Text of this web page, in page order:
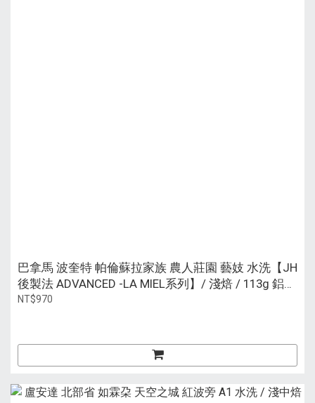
巴拿馬 波奎特 帕倫蘇拉家族 農人莊園 藝妓 水洗【JH
後製法 ADVANCED -LA MIEL系列】/ 淺焙 / 113g 鋁瓶
裝
NT$970